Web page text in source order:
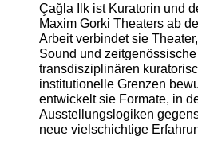
Çağla Ilk ist Kuratorin und
Maxim Gorki Theaters ab
Arbeit verbindet sie
Sound und
transdisziplinären
institutionelle Grenzen
entwickelt sie Formate, in
Ausstellungslogiken
neue vielschichtige